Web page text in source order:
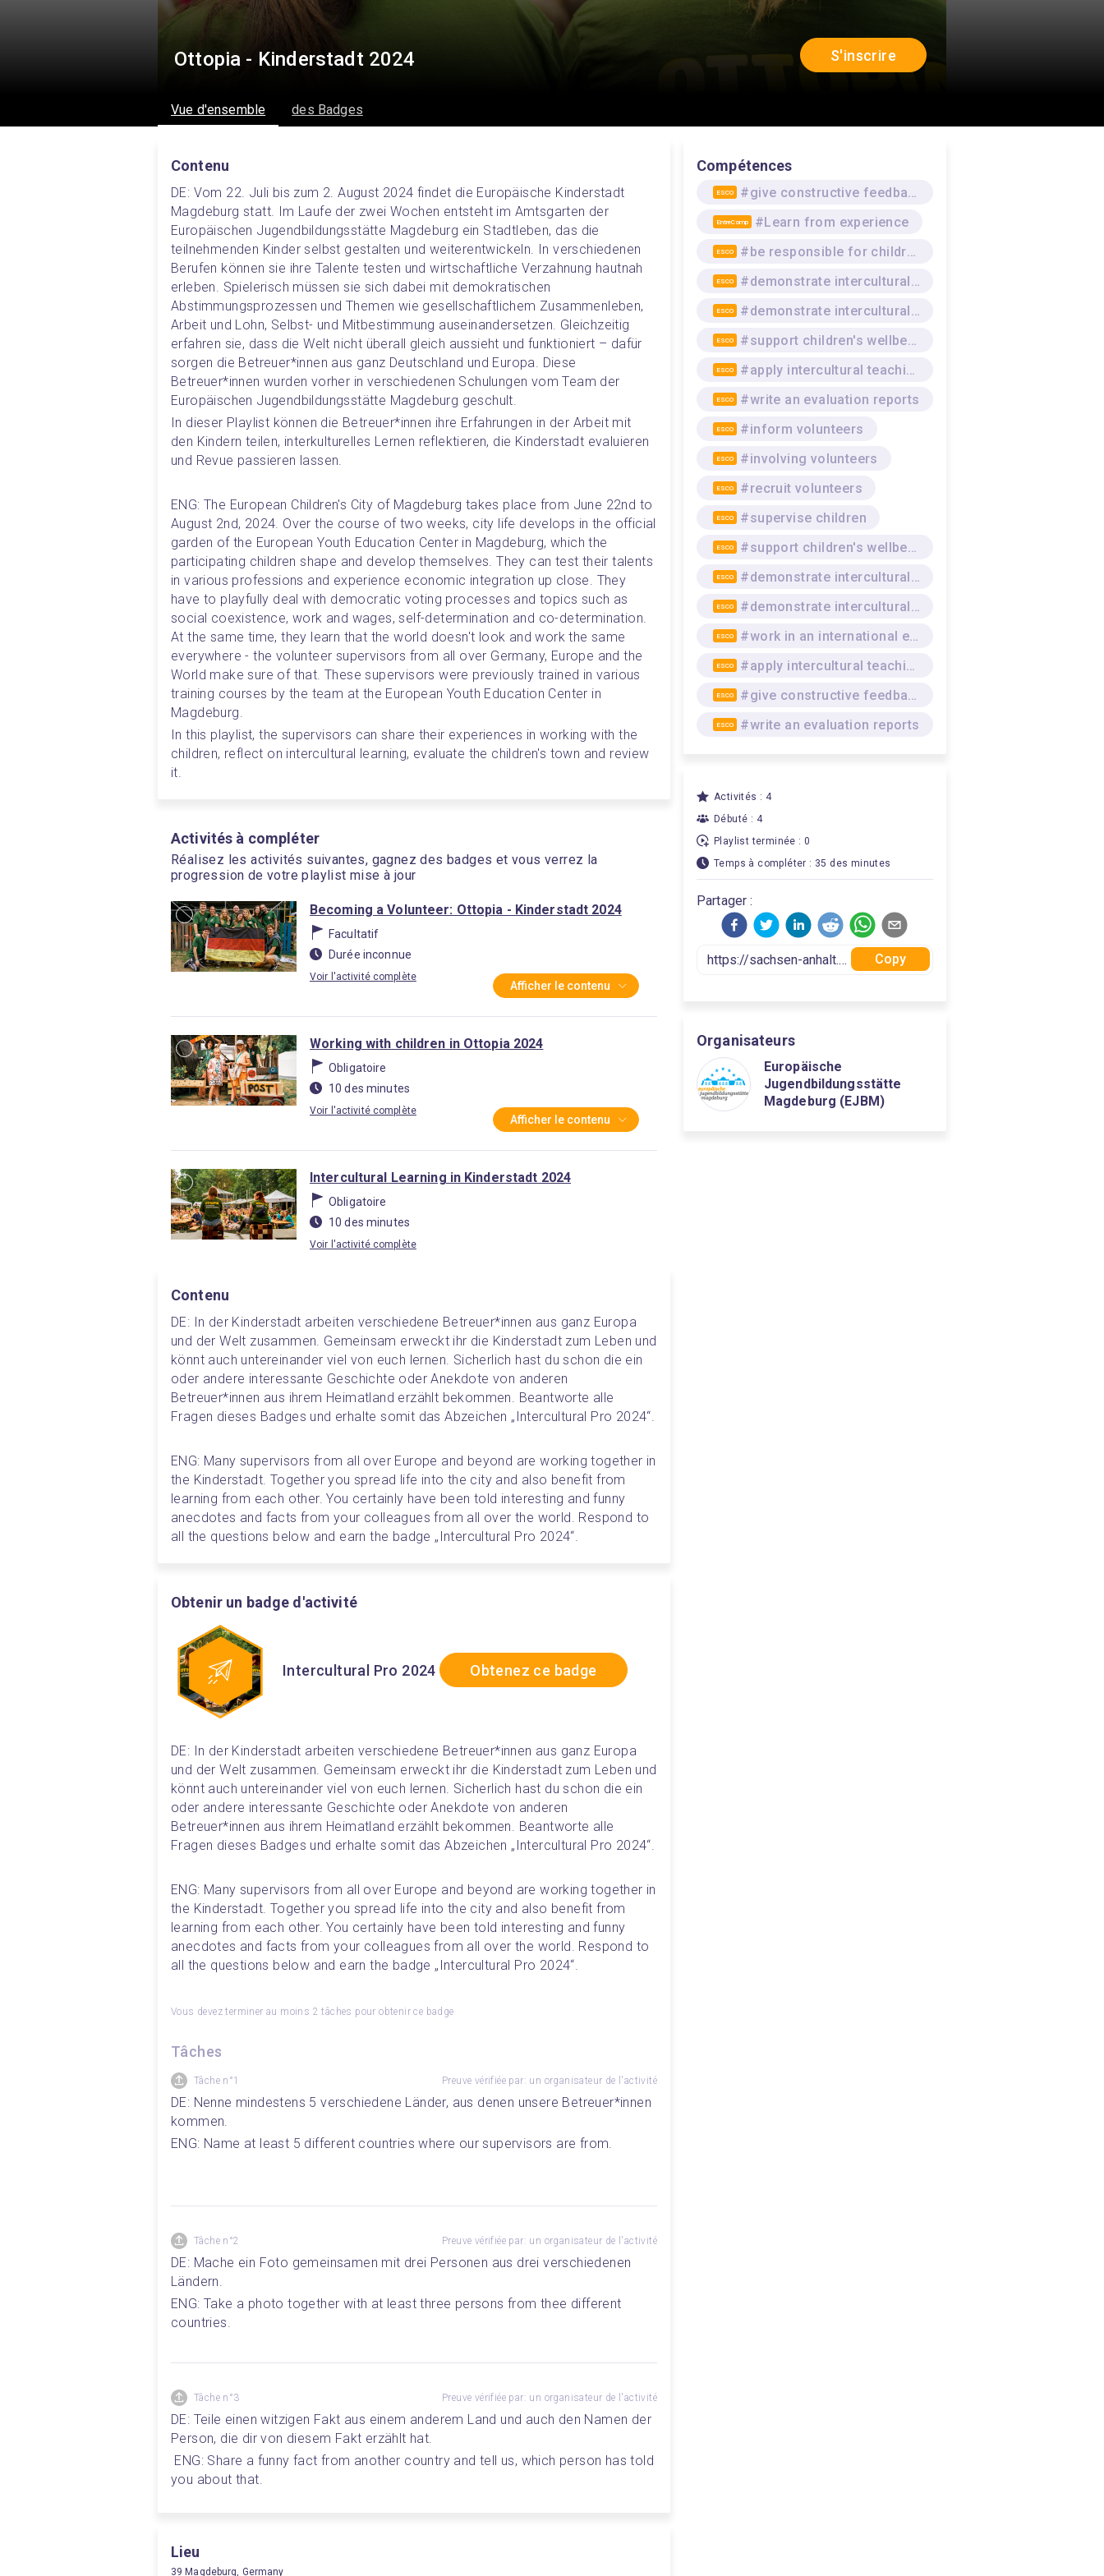
Ottopia - Kinderstadt 2024 S'inscrire
Vue d'ensemble des Badges
Contenu
DE: Vom 22. Juli bis zum 2. August 2024 findet die Europäische Kinderstadt
Magdeburg statt. Im Laufe der zwei Wochen entsteht im Amtsgarten der
Europäischen Jugendbildungsstätte Magdeburg ein Stadtleben, das die
teilnehmenden Kinder selbst gestalten und weiterentwickeln. In verschiedenen
Berufen können sie ihre Talente testen und wirtschaftliche Verzahnung hautnah
erleben. Spielerisch müssen sie sich dabei mit demokratischen
Abstimmungsprozessen und Themen wie gesellschaftlichem Zusammenleben,
Arbeit und Lohn, Selbst- und Mitbestimmung auseinandersetzen. Gleichzeitig
erfahren sie, dass die Welt nicht überall gleich aussieht und funktioniert – dafür
sorgen die Betreuer*innen aus ganz Deutschland und Europa. Diese
Betreuer*innen wurden vorher in verschiedenen Schulungen vom Team der
Europäischen Jugendbildungsstätte Magdeburg geschult.
In dieser Playlist können die Betreuer*innen ihre Erfahrungen in der Arbeit mit
den Kindern teilen, interkulturelles Lernen reflektieren, die Kinderstadt evaluieren
und Revue passieren lassen.
ENG: The European Children's City of Magdeburg takes place from June 22nd to
August 2nd, 2024. Over the course of two weeks, city life develops in the official
garden of the European Youth Education Center in Magdeburg, which the
participating children shape and develop themselves. They can test their talents
in various professions and experience economic integration up close. They
have to playfully deal with democratic voting processes and topics such as
social coexistence, work and wages, self-determination and co-determination.
At the same time, they learn that the world doesn't look and work the same
everywhere - the volunteer supervisors from all over Germany, Europe and the
World make sure of that. These supervisors were previously trained in various
training courses by the team at the European Youth Education Center in
Magdeburg.
In this playlist, the supervisors can share their experiences in working with the
children, reflect on intercultural learning, evaluate the children's town and review
it.
Activités à compléter
Réalisez les activités suivantes, gagnez des badges et vous verrez la
progression de votre playlist mise à jour
Becoming a Volunteer: Ottopia - Kinderstadt 2024
Facultatif
Durée inconnue
Voir l'activité complète
Afficher le contenu
Working with children in Ottopia 2024
Obligatoire
10 des minutes
Voir l'activité complète
Afficher le contenu
Intercultural Learning in Kinderstadt 2024
Obligatoire
10 des minutes
Voir l'activité complète
Contenu
DE: In der Kinderstadt arbeiten verschiedene Betreuer*innen aus ganz Europa
und der Welt zusammen. Gemeinsam erweckt ihr die Kinderstadt zum Leben und
könnt auch untereinander viel von euch lernen. Sicherlich hast du schon die ein
oder andere interessante Geschichte oder Anekdote von anderen
Betreuer*innen aus ihrem Heimatland erzählt bekommen. Beantworte alle
Fragen dieses Badges und erhalte somit das Abzeichen „Intercultural Pro 2024“.
ENG: Many supervisors from all over Europe and beyond are working together in
the Kinderstadt. Together you spread life into the city and also benefit from
learning from each other. You certainly have been told interesting and funny
anecdotes and facts from your colleagues from all over the world. Respond to
all the questions below and earn the badge „Intercultural Pro 2024“.
Obtenir un badge d'activité
Intercultural Pro 2024 Obtenez ce badge
DE: In der Kinderstadt arbeiten verschiedene Betreuer*innen aus ganz Europa
und der Welt zusammen. Gemeinsam erweckt ihr die Kinderstadt zum Leben und
könnt auch untereinander viel von euch lernen. Sicherlich hast du schon die ein
oder andere interessante Geschichte oder Anekdote von anderen
Betreuer*innen aus ihrem Heimatland erzählt bekommen. Beantworte alle
Fragen dieses Badges und erhalte somit das Abzeichen „Intercultural Pro 2024“.
ENG: Many supervisors from all over Europe and beyond are working together in
the Kinderstadt. Together you spread life into the city and also benefit from
learning from each other. You certainly have been told interesting and funny
anecdotes and facts from your colleagues from all over the world. Respond to
all the questions below and earn the badge „Intercultural Pro 2024“.
Vous devez terminer au moins 2 tâches pour obtenir ce badge
Tâches
Tâche n°1 Preuve vérifiée par: un organisateur de l'activité
DE: Nenne mindestens 5 verschiedene Länder, aus denen unsere Betreuer*innen
kommen.
ENG: Name at least 5 different countries where our supervisors are from.
Tâche n°2 Preuve vérifiée par: un organisateur de l'activité
DE: Mache ein Foto gemeinsamen mit drei Personen aus drei verschiedenen
Ländern.
ENG: Take a photo together with at least three persons from thee different
countries.
Tâche n°3 Preuve vérifiée par: un organisateur de l'activité
DE: Teile einen witzigen Fakt aus einem anderem Land und auch den Namen der
Person, die dir von diesem Fakt erzählt hat.
you about that.
Lieu
39 Magdeburg, Germany
Compétences
ESCO #give constructive feedback
EntreComp #Learn from experience
ESCO #be responsible for children in day care
ESCO #demonstrate intercultural awareness
ESCO #demonstrate intercultural competence
ESCO #support children's wellbeing
ESCO #apply intercultural teaching strategies
ESCO #write an evaluation reports
ESCO #inform volunteers
ESCO #involving volunteers
ESCO #recruit volunteers
ESCO #supervise children
ESCO #support children's wellbeing
ESCO #demonstrate intercultural competence
ESCO #demonstrate intercultural awareness
ESCO #work in an international environment
ESCO #apply intercultural teaching strategies
ESCO #give constructive feedback
ESCO #write an evaluation reports
Activités : 4
Débuté : 4
Playlist terminée : 0
Temps à compléter : 35 des minutes
Partager :
Copy
Organisateurs
Europäische
Jugendbildungsstätte
Magdeburg (EJBM)